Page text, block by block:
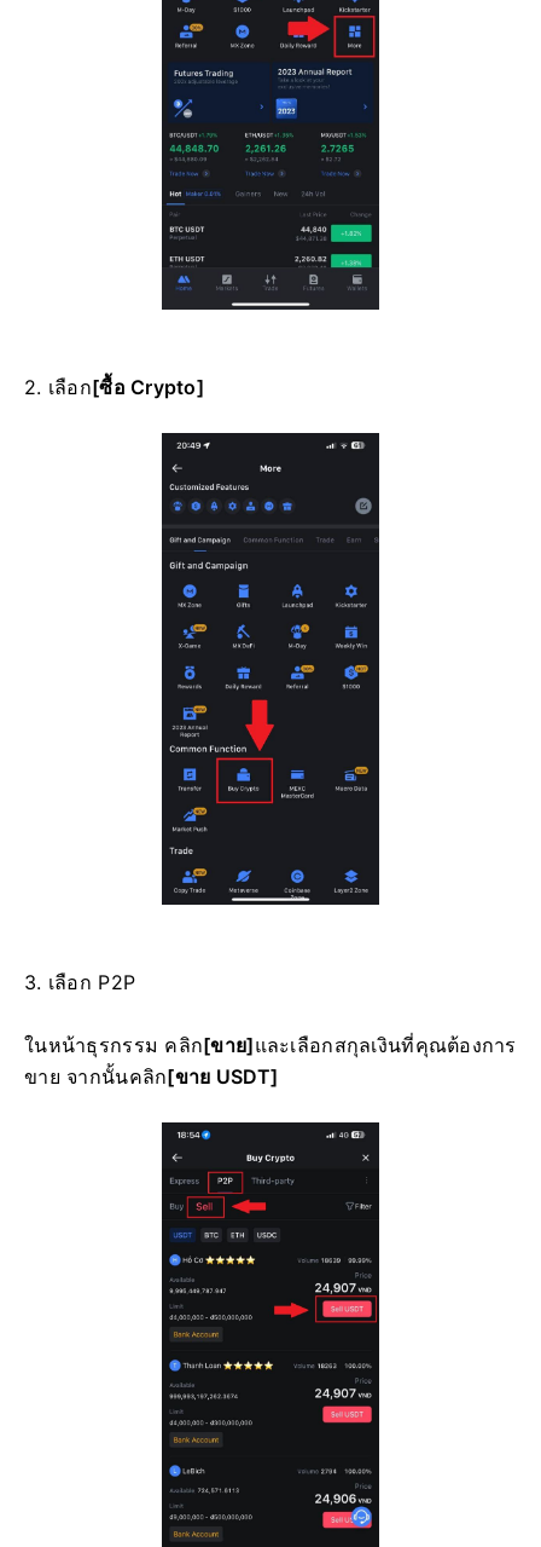
2. เลือก[ซื้อ Crypto]
3. เลือก P2P
ในหน้าธุรกรรม คลิก[ขาย]และเลือกสกุลเงินที่คุณต้องการ
ขาย จากนั้นคลิก[ขาย USDT]